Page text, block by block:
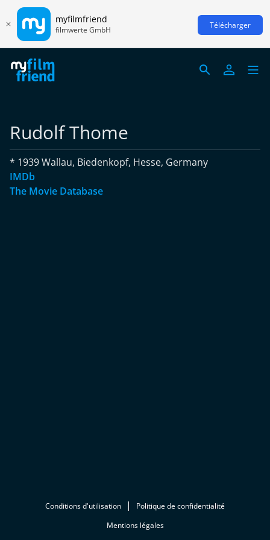
myfilmfriend
filmwerte GmbH Télécharger
Rudolf Thome
* 1939 Wallau, Biedenkopf, Hesse, Germany
IMDb
The Movie Database
Conditions d'utilisation
Politique de confidentialité
Mentions légales